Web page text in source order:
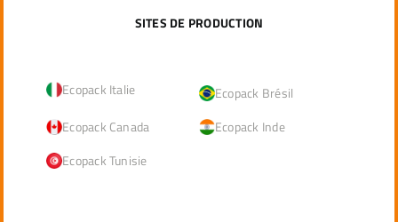
SITES DE PRODUCTION
Ecopack Italie
Ecopack Brésil
Ecopack Canada
Ecopack Inde
Ecopack Tunisie